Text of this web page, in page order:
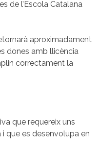
de l’Escola Catalana
aproximadament
dones amb llicència
correctament la
que requereix uns
que es desenvolupa en